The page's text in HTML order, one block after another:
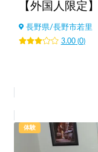
長野県/長野市若里
3.00(0)
体験